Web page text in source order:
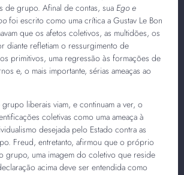
de grupo. Afinal de contas, sua Ego e
foi escrito como uma crítica a Gustav Le Bon
que os afetos coletivos, as multidões, os
diante refletiam o ressurgimento de
primitivos, uma regressão às formações de
e, o mais importante, sérias ameaças ao
liberais viam, e continuam a ver, o
coletivas como uma ameaça à
desejada pelo Estado contra as
Freud, entretanto, afirmou que o próprio
grupo, uma imagem do coletivo que reside
acima deve ser entendida como